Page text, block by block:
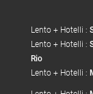
Lento + Hotelli :
Lento + Hotelli :
Rio
Lento + Hotelli :